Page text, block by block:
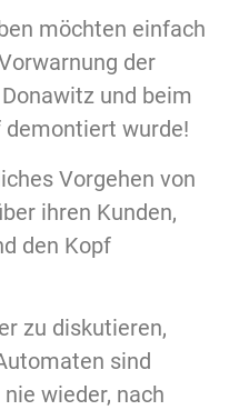
möchten einfach
der
und beim
demontiert wurde!
Vorgehen von
ihren Kunden,
den Kopf
zu diskutieren,
sind
wieder, nach